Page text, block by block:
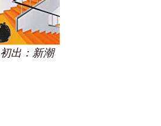
初出：新潮